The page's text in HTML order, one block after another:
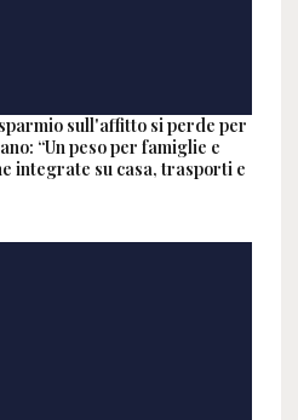
sull'affitto si perde per
“Un peso per famiglie e
integrate su casa, trasporti e